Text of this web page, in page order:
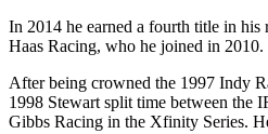
In 2014 he earned a fourth title in
Haas Racing, who he joined in 2010.
After being crowned the 1997 Indy
1998 Stewart split time between the
Gibbs Racing in the Xfinity Series.